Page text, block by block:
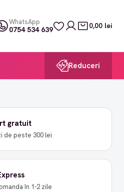
WhatsApp
0754 534 639 0,00 lei
Reduceri
gratuit
de peste 300 lei
în 1-2 zile